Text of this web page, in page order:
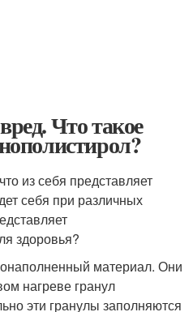
Что такое
из себя представляет
себя при различных
здоровья?
материал. Они
нагреве гранул
эти гранулы заполняются